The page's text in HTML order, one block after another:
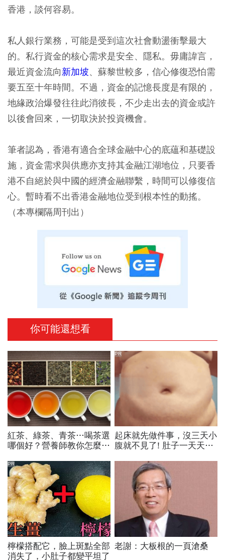
香港，談何容易。
私人銀行業務，可能是受到這次社會動盪衝擊最大
的。私行資金的核心需求是安全、隱私。毋庸諱言，
最近資金流向新加坡、蘇黎世較多，信心修復恐怕需
要五至十年時間。不過，資金的記憶長度是有限的，
地緣政治爆發往往此消彼長，不少走出去的資金或許
以後會回來，一切取決於投資機會。
筆者認為，香港有適合全球金融中心的底蘊和基礎設
施，資金需求與供應亦支持其金融江湖地位，只要香
港不自絕於與中國的經濟金融聯繫，時間可以修復信
心。暫時看不出香港金融地位受到根本性的動搖。
（本專欄隔周刊出）
你可能還想看
紅茶、綠茶、青茶…喝茶選
哪個好？營養師教你怎麼挑
起床就先做件事，沒三天小
腹就不見了! 肚子一天天變
PR
檸檬搭配它，臉上斑點全部
消失了，小肚子都變平坦了
PR
老謝：大板根的一頁滄桑